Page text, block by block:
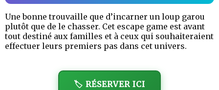
Une bonne trouvaille que d’incarner un loup garou
plutôt que de le chasser. Cet escape game est avant
tout destiné aux familles et à ceux qui souhaiteraient
effectuer leurs premiers pas dans cet univers.
🏷️ RÉSERVER ICI